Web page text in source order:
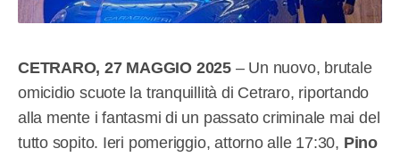
CETRARO, 27 MAGGIO 2025– Un nuovo, brutale
omicidio scuote la tranquillità di Cetraro, riportando
alla mente i fantasmi di un passato criminale mai del
tutto sopito. Ieri pomeriggio, attorno alle 17:30, Pino